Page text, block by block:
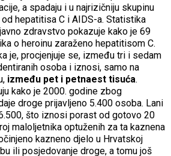
a spadaju i u najrizičniju skupinu
hepatitisa C i AIDS-a. Statistika
zdravstvo pokazuje kako je 69
o heroinu zaraženo hepatitisom C.
je, procjenjuje se, između tri i sedam
osoba i iznosi, samo na
između pet i petnaest tisuća.
kako je 2000. godine zbog
droge prijavljeno 5.400 osoba. Lani
što iznosi porast od gotovo 20
maloljetnika optuženih za ta kaznena
kazneno djelo u Hrvatskoj
ili posjedovanje droge, a tomu još